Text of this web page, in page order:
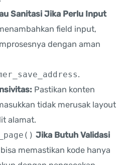
Sanitasi Jika Perlu Input
field input,
dengan aman
.
Pastikan konten
tidak merusak layout
alamat.
Jika Butuh Validasi
memastikan kode hanya